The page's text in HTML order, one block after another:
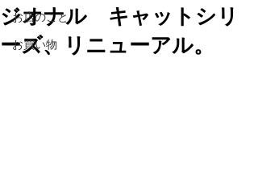
お店のこと
お買い物
ジオナル キャットシリ
ーズ、リニューアル。